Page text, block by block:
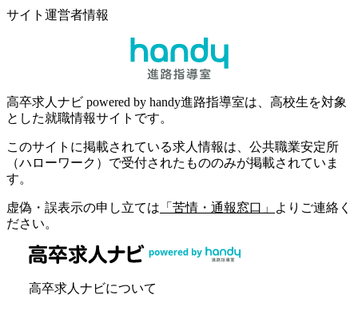
サイト運営者情報
高卒求人ナビ powered by handy進路指導室は、高校生を対象
とした就職情報サイトです。
このサイトに掲載されている求人情報は、公共職業安定所
（ハローワーク）で受付されたもののみが掲載されていま
す。
虚偽・誤表示の申し立ては 「苦情・通報窓口」
よりご連絡く
ださい。
高卒求人ナビについて